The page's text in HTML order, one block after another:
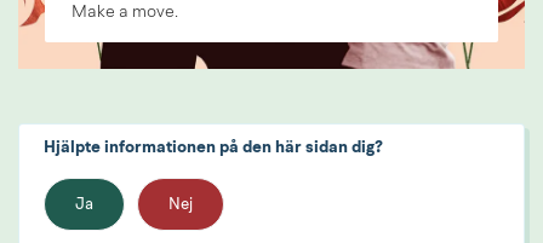
Make a move.
Hjälpte informationen på den här sidan dig?
Ja Nej